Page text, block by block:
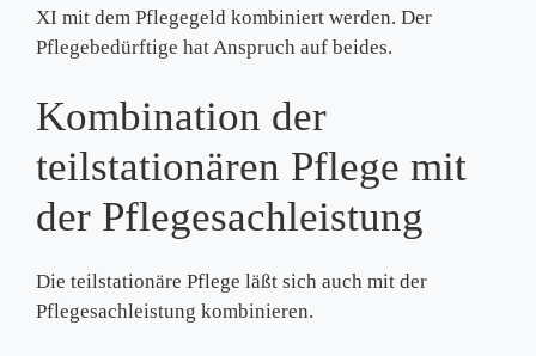
XI mit dem Pflegegeld kombiniert werden. Der
Pflegebedürftige hat Anspruch auf beides.
Kombination der
teilstationären Pflege mit
der Pflegesachleistung
Die teilstationäre Pflege läßt sich auch mit der
Pflegesachleistung kombinieren.